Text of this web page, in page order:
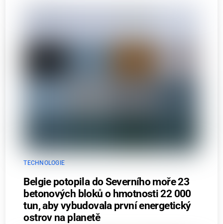
TECHNOLOGIE
Belgie potopila do Severního moře 23
betonových bloků o hmotnosti 22 000
tun, aby vybudovala první energetický
ostrov na planetě